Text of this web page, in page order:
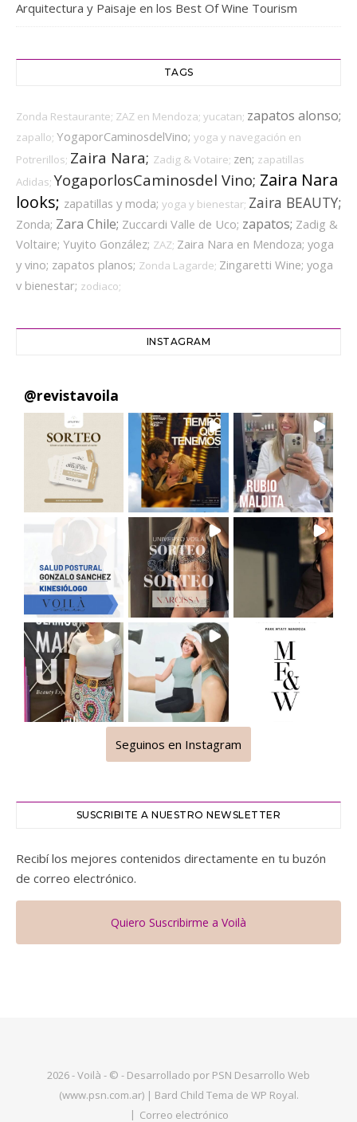
Arquitectura y Paisaje en los Best Of Wine Tourism
TAGS
Zonda Restaurante; ZAZ en Mendoza; yucatan; zapatos alonso;
zapallo; YogaporCaminosdelVino; yoga y navegación en
Potrerillos; Zaira Nara; Zadig & Votaire; zen; zapatillas
Adidas; YogaporlosCaminosdel Vino; Zaira Nara
looks; zapatillas y moda; yoga y bienestar; Zaira BEAUTY;
Zonda; Zara Chile; Zuccardi Valle de Uco; zapatos; Zadig &
Voltaire; Yuyito González; ZAZ; Zaira Nara en Mendoza; yoga
y vino; zapatos planos; Zonda Lagarde; Zingaretti Wine; yoga
v bienestar; zodiaco;
INSTAGRAM
@revistavoila
Seguinos en Instagram
SUSCRIBITE A NUESTRO NEWSLETTER
Recibí los mejores contenidos directamente en tu buzón
de correo electrónico.
Quiero Suscribirme a Voilà
2026 - Voilà - © - Desarrollado por PSN Desarrollo Web
(www.psn.com.ar) | Bard Child Tema de WP Royal.
Correo electrónico